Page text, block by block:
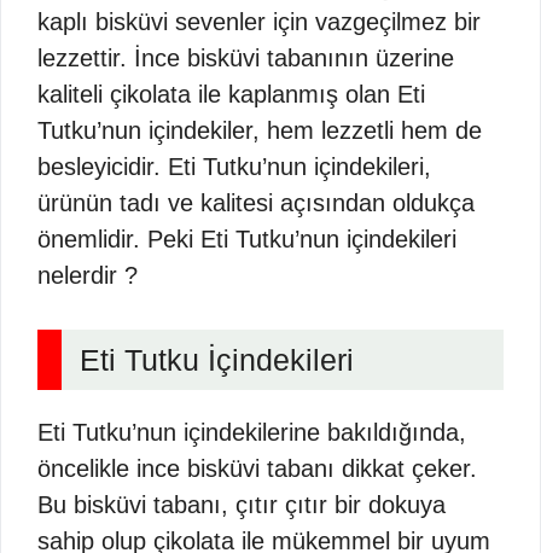
kaplı bisküvi sevenler için vazgeçilmez bir
lezzettir. İnce bisküvi tabanının üzerine
kaliteli çikolata ile kaplanmış olan Eti
Tutku’nun içindekiler, hem lezzetli hem de
besleyicidir. Eti Tutku’nun içindekileri,
ürünün tadı ve kalitesi açısından oldukça
önemlidir. Peki Eti Tutku’nun içindekileri
nelerdir ?
Eti Tutku İçindekileri
Eti Tutku’nun içindekilerine bakıldığında,
öncelikle ince bisküvi tabanı dikkat çeker.
Bu bisküvi tabanı, çıtır çıtır bir dokuya
sahip olup çikolata ile mükemmel bir uyum